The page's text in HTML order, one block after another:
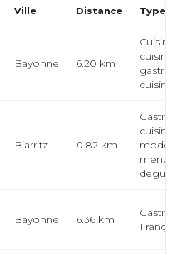
Ville Distance Type de
Bayonne 6.20 km
Cuisine
cuisine
cuisine
Biarritz 0.82 km
cuisine
moderne,
menus
dégusta...
Bayonne 6.36 km
Française